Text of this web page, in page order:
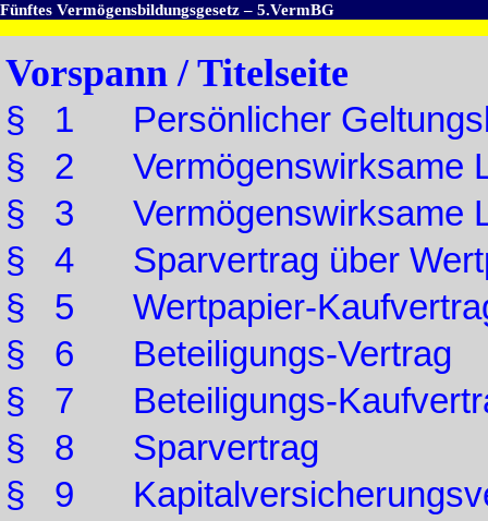
Fünftes Vermögensbildungsgesetz – 5.VermBG
Vorspann / Titelseite
§ 1 Persönlicher
§ 2 Vermögenswirksame
§ 3 Vermögenswirksame
§ 4 Sparvertrag über
§ 5 Wertpapier-
§ 6 Beteiligungs-Vertrag
§ 7 Beteiligungs-
§ 8 Sparvertrag
§ 9